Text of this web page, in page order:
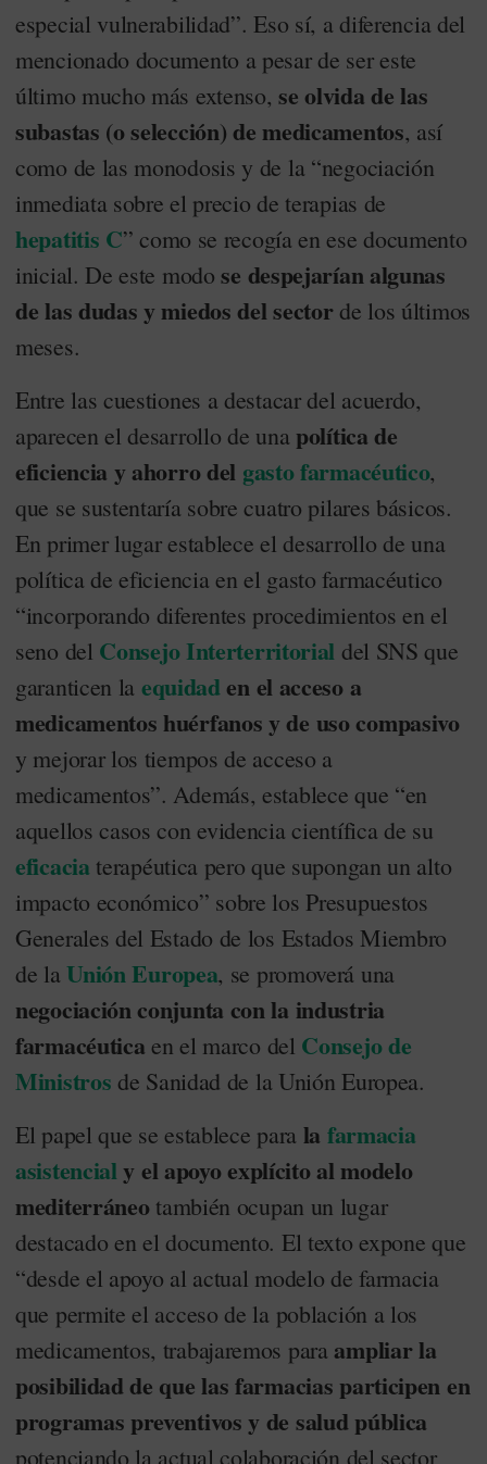
especial vulnerabilidad”. Eso sí, a diferencia del
mencionado documento a pesar de ser este
último mucho más extenso,se olvida de las
subastas (o selección) de medicamentos, así
como de las monodosis y de la “negociación
inmediata sobre el precio de terapias de
hepatitis C” como se recogía en ese documento
inicial. De este modose despejarían algunas
de las dudas y miedos del sectorde los últimos
meses.
Entre las cuestiones a destacar del acuerdo,
aparecen el desarrollo de una política de
eficiencia y ahorro del gasto farmacéutico,
que se sustentaría sobre cuatro pilares básicos.
En primer lugar establece el desarrollo de una
política de eficiencia en el gasto farmacéutico
“incorporando diferentes procedimientos en el
seno del Consejo Interterritorial del SNS que
garanticen la equidaden el acceso a
medicamentos huérfanos y de uso compasivo
y mejorar los tiempos de acceso a
medicamentos”. Además, establece que “en
aquellos casos con evidencia científica de su
eficaciaterapéutica pero que supongan un alto
impacto económico” sobre los Presupuestos
Generales del Estado de los Estados Miembro
de laUnión Europea, se promoverá una
negociación conjunta con la industria
farmacéutica en el marco del Consejo de
Ministros de Sanidad de la Unión Europea.
El papel que se establece para la farmacia
asistencialy el apoyo explícito al modelo
mediterráneo también ocupan un lugar
destacado en el documento. El texto expone que
“desde el apoyo al actual modelo de farmacia
que permite el acceso de la población a los
medicamentos, trabajaremos para ampliar la
posibilidad de que las farmacias participen en
programas preventivos y de salud pública
potenciando la actual colaboración del sector